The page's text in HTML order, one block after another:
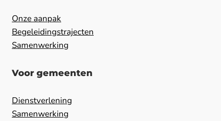
Onze aanpak
Begeleidingstrajecten
Samenwerking
Voor gemeenten
Dienstverlening
Samenwerking